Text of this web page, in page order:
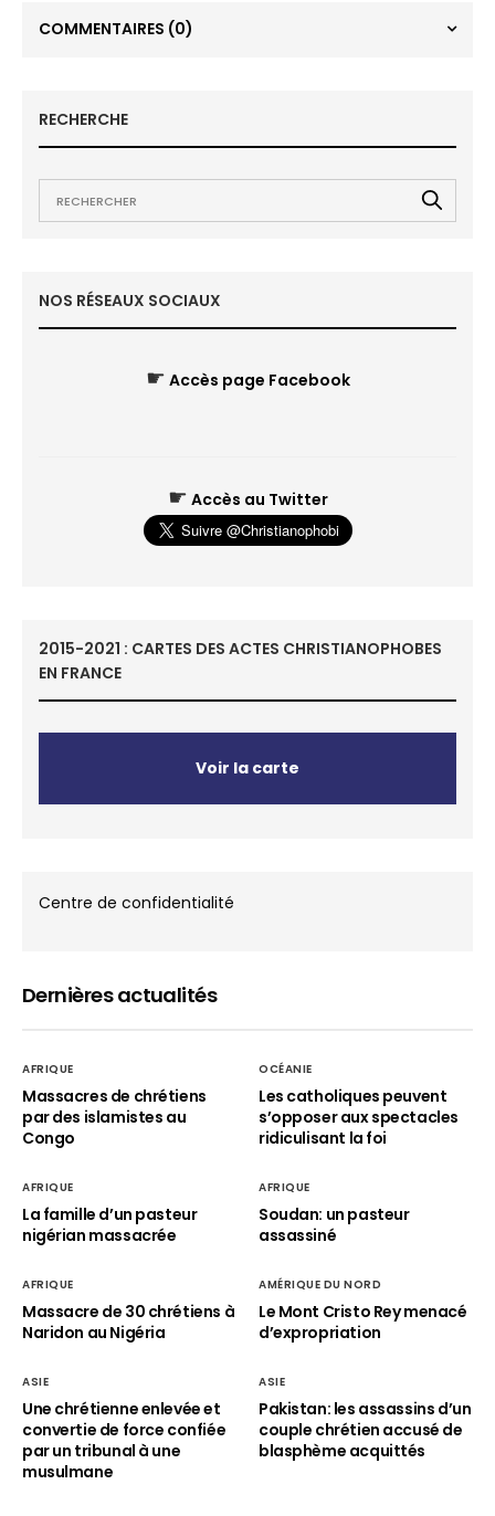
COMMENTAIRES (0)
RECHERCHE
NOS RÉSEAUX SOCIAUX
☛ Accès page Facebook
☛ Accès au Twitter
2015-2021 : CARTES DES ACTES CHRISTIANOPHOBES
EN FRANCE
Voir la carte
Centre de confidentialité
Dernières actualités
AFRIQUE
Massacres de chrétiens
par des islamistes au
Congo
OCÉANIE
Les catholiques peuvent
s’opposer aux spectacles
ridiculisant la foi
AFRIQUE
La famille d’un pasteur
nigérian massacrée
AFRIQUE
Soudan: un pasteur
assassiné
AFRIQUE
Massacre de 30 chrétiens à
Naridon au Nigéria
AMÉRIQUE DU NORD
Le Mont Cristo Rey menacé
d’expropriation
ASIE
Une chrétienne enlevée et
convertie de force confiée
par un tribunal à une
musulmane
ASIE
Pakistan: les assassins d’un
couple chrétien accusé de
blasphème acquittés